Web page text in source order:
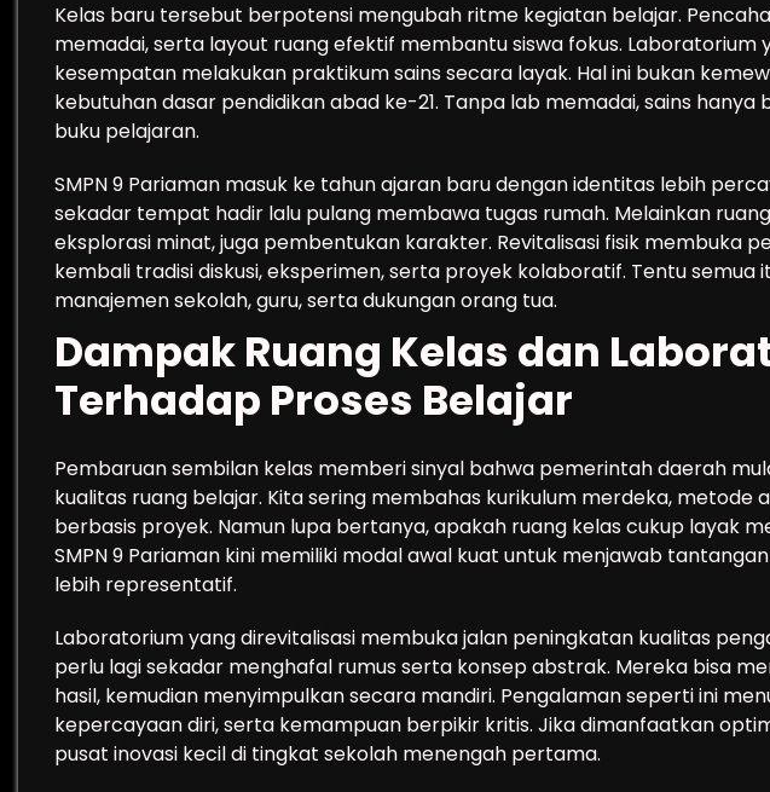
Kelas baru tersebut berpotensi mengubah ritme kegiatan belajar.
memadai, serta layout ruang efektif membantu siswa fokus. Laboratorium
kesempatan melakukan praktikum sains secara layak. Hal ini bukan
kebutuhan dasar pendidikan abad ke-21. Tanpa lab memadai, sains hanya
buku pelajaran.
SMPN 9 Pariaman masuk ke tahun ajaran baru dengan identitas lebih
sekadar tempat hadir lalu pulang membawa tugas rumah. Melainkan
eksplorasi minat, juga pembentukan karakter. Revitalisasi fisik membuka
kembali tradisi diskusi, eksperimen, serta proyek kolaboratif. Tentu semua
manajemen sekolah, guru, serta dukungan orang tua.
Dampak Ruang Kelas dan
Terhadap Proses Belajar
Pembaruan sembilan kelas memberi sinyal bahwa pemerintah daerah
kualitas ruang belajar. Kita sering membahas kurikulum merdeka, metode
berbasis proyek. Namun lupa bertanya, apakah ruang kelas cukup layak
SMPN 9 Pariaman kini memiliki modal awal kuat untuk menjawab
lebih representatif.
Laboratorium yang direvitalisasi membuka jalan peningkatan kualitas
perlu lagi sekadar menghafal rumus serta konsep abstrak. Mereka bisa
hasil, kemudian menyimpulkan secara mandiri. Pengalaman seperti ini
kepercayaan diri, serta kemampuan berpikir kritis. Jika dimanfaatkan
pusat inovasi kecil di tingkat sekolah menengah pertama.